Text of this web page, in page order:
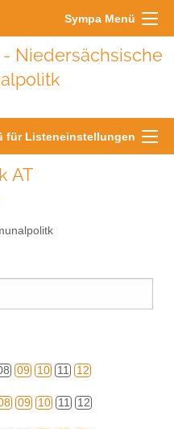
Sympa Menü
Niedersächsische
für Listeneinstellungen
AT
09 10 11 12
09 10 11 12